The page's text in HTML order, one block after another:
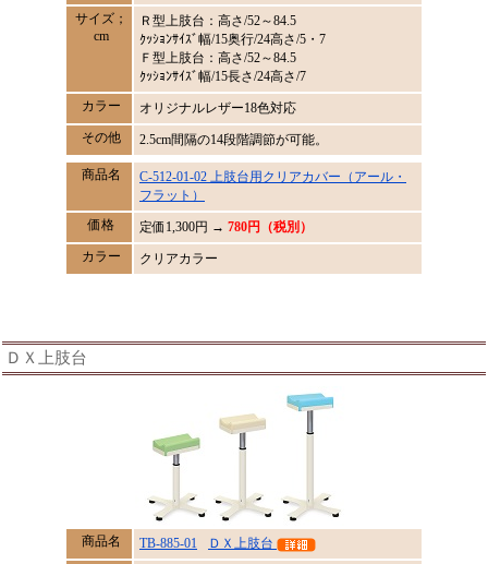
サイズ；
cm
Ｒ型上肢台：高さ/52～84.5
ｸｯｼｮﾝｻｲｽﾞ幅/15奥行/24高さ/5・7
Ｆ型上肢台：高さ/52～84.5
ｸｯｼｮﾝｻｲｽﾞ幅/15長さ/24高さ/7
カラー
オリジナルレザー18色対応
その他
2.5cm間隔の14段階調節が可能。
商品名
C-512-01-02 上肢台用クリアカバー（アール・
フラット）
価格
定価1,300円 → 780円（税別）
カラー
クリアカラー
ＤＸ上肢台
商品名 TB-885-01
ＤＸ上肢台